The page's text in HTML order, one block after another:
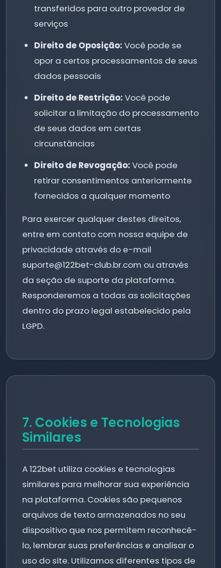
transferidos para outro provedor de
serviços
Direito de Oposição: Você pode se
opor a certos processamentos de seus
dados pessoais
Direito de Restrição: Você pode
solicitar a limitação do processamento
de seus dados em certas
circunstâncias
Direito de Revogação: Você pode
retirar consentimentos anteriormente
fornecidos a qualquer momento
Para exercer qualquer destes direitos,
entre em contato com nossa equipe de
privacidade através do e-mail
suporte@122bet-club.br.com ou através
da seção de suporte da plataforma.
Responderemos a todas as solicitações
dentro do prazo legal estabelecido pela
LGPD.
7. Cookies e Tecnologias
Similares
A 122bet utiliza cookies e tecnologias
similares para melhorar sua experiência
na plataforma. Cookies são pequenos
arquivos de texto armazenados no seu
dispositivo que nos permitem reconhecê-
lo, lembrar suas preferências e analisar o
uso do site. Utilizamos diferentes tipos de